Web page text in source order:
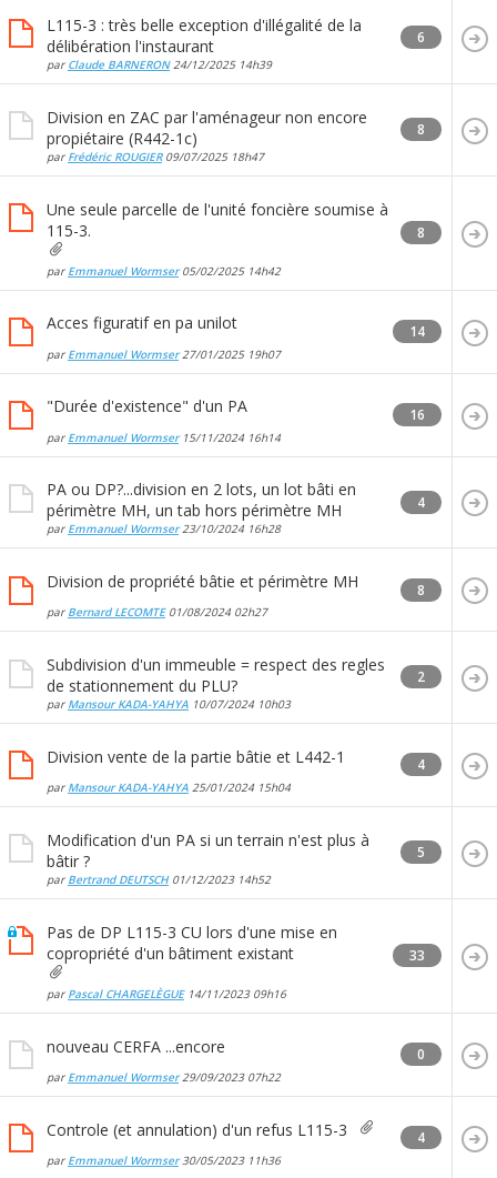
L115-3 : très belle exception d'illégalité de la
délibération l'instaurant
par Claude BARNERON24/12/2025 14h39
6
Division en ZAC par l'aménageur non encore
propiétaire (R442-1c)
par Frédéric ROUGIER09/07/2025 18h47
8
Une seule parcelle de l'unité foncière soumise à
115-3.
par Emmanuel Wormser05/02/2025 14h42
8
Acces figuratif en pa unilot
par Emmanuel Wormser27/01/2025 19h07
14
"Durée d'existence" d'un PA
par Emmanuel Wormser15/11/2024 16h14
16
PA ou DP?...division en 2 lots, un lot bâti en
périmètre MH, un tab hors périmètre MH
par Emmanuel Wormser23/10/2024 16h28
4
Division de propriété bâtie et périmètre MH
par Bernard LECOMTE01/08/2024 02h27
8
Subdivision d'un immeuble = respect des regles
de stationnement du PLU?
par Mansour KADA-YAHYA 10/07/2024 10h03
2
Division vente de la partie bâtie et L442-1
par Mansour KADA-YAHYA 25/01/2024 15h04
4
Modification d'un PA si un terrain n'est plus à
bâtir ?
par Bertrand DEUTSCH01/12/2023 14h52
5
Pas de DP L115-3 CU lors d'une mise en
copropriété d'un bâtiment existant
par Pascal CHARGELÈGUE14/11/2023 09h16
33
nouveau CERFA ...encore
par Emmanuel Wormser29/09/2023 07h22
0
Controle (et annulation) d'un refus L115-3
par Emmanuel Wormser30/05/2023 11h36
4